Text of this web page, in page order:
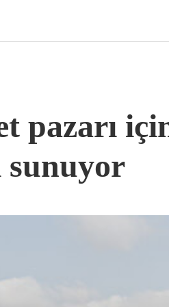
pazarı
sunuyor